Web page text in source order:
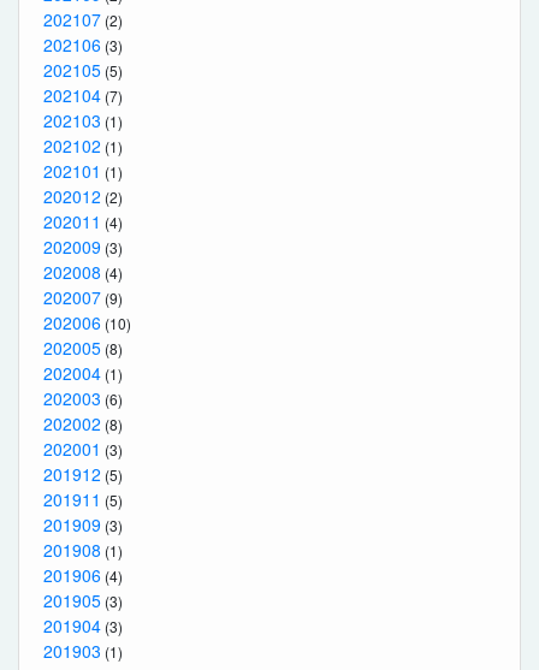
202107 (2)
202106 (3)
202105 (5)
202104 (7)
202103 (1)
202102 (1)
202101 (1)
202012 (2)
202011 (4)
202009 (3)
202008 (4)
202007 (9)
202006 (10)
202005 (8)
202004 (1)
202003 (6)
202002 (8)
202001 (3)
201912 (5)
201911 (5)
201909 (3)
201908 (1)
201906 (4)
201905 (3)
201904 (3)
201903 (1)